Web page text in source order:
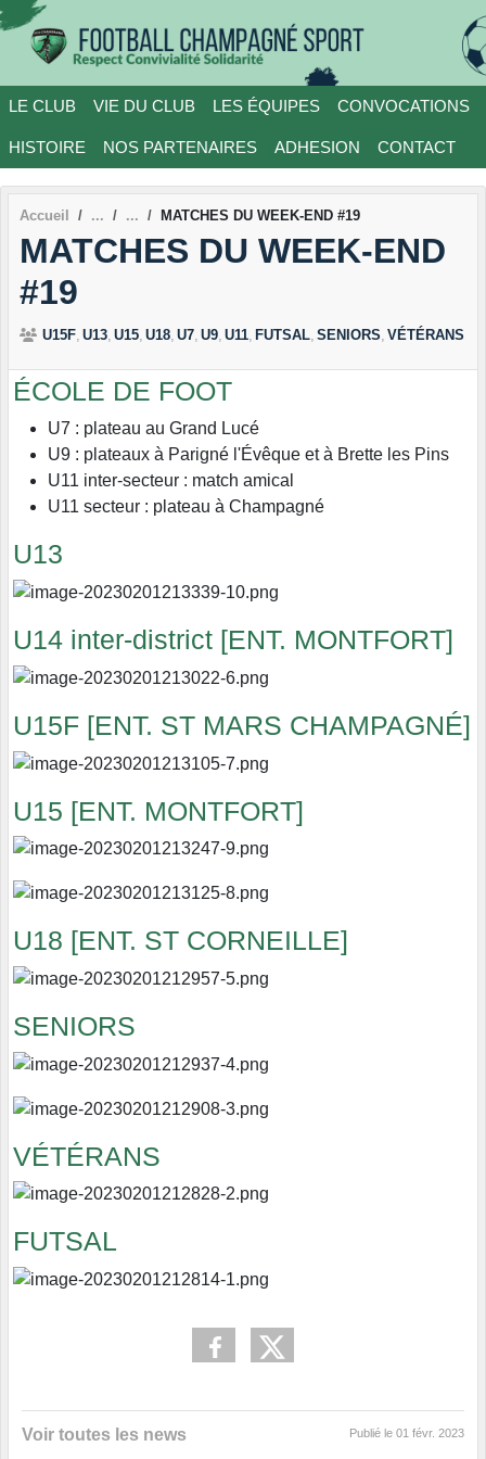
LE CLUB VIE DU CLUB LES ÉQUIPES CONVOCATIONS
HISTOIRE NOS PARTENAIRES ADHESION CONTACT
Accueil MATCHES DU WEEK-END #19
MATCHES DU WEEK-END
#19
U15F U13 U15 U18 U7 U9 U11 FUTSAL SENIORS VÉTÉRANS
ÉCOLE DE FOOT
U7 : plateau au Grand Lucé
U9 : plateaux à Parigné l'Évêque et à Brette les Pins
U11 inter-secteur : match amical
U11 secteur : plateau à Champagné
U13
U14 inter-district [ENT. MONTFORT]
U15F [ENT. ST MARS CHAMPAGNÉ]
U15 [ENT. MONTFORT]
U18 [ENT. ST CORNEILLE]
SENIORS
VÉTÉRANS
FUTSAL
Voir toutes les news Publié le 01 févr. 2023
Panneau de gestion des cookies